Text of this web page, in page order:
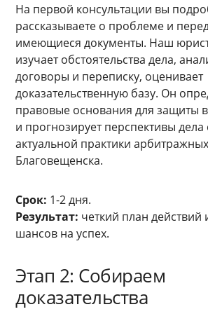
На первой консультации вы
рассказываете о проблеме и
имеющиеся документы. Наш
изучает обстоятельства дела,
договоры и переписку, оценивает
доказательственную базу. Он
правовые основания для защиты
и прогнозирует перспективы дела
актуальной практики
Благовещенска.
Срок: 1-2 дня.
Результат: четкий план действий
шансов на успех.
Этап 2: Собираем
доказательства